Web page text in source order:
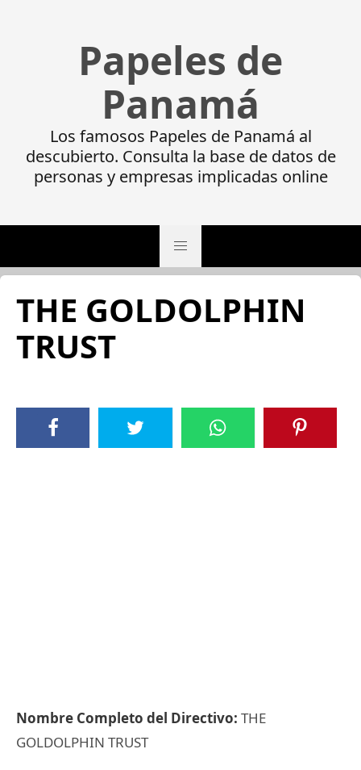
Papeles de
Panamá
Los famosos Papeles de Panamá al
descubierto. Consulta la base de datos de
personas y empresas implicadas online
THE GOLDOLPHIN
TRUST
Nombre Completo del Directivo: THE
GOLDOLPHIN TRUST